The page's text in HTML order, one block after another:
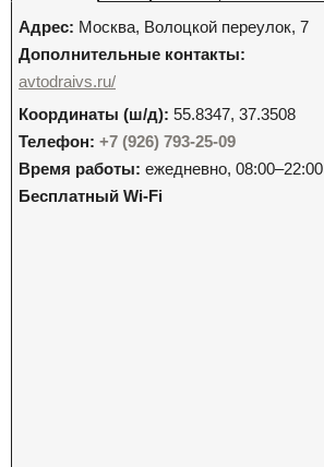
Адрес: Москва, Волоцкой переулок, 7
Дополнительные контакты:
avtodraivs.ru/
Координаты (ш/д): 55.8347, 37.3508
Телефон: +7 (926) 793-25-09
Время работы: ежедневно, 08:00–22:00
Бесплатный Wi-Fi